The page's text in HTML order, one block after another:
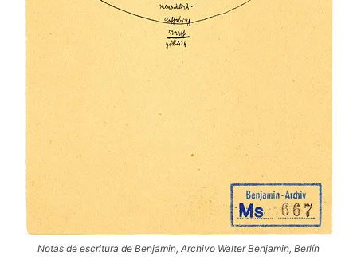
Notas de escritura de Benjamin, Archivo Walter Benjamin, Berlín